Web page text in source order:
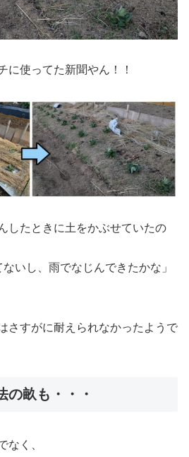
に使ってた新聞やん！！
したときに土をかぶせていたの
いし、雨でなじんできたかな」
さすがに耐えられなかったようで
の畝も・・・
なく、